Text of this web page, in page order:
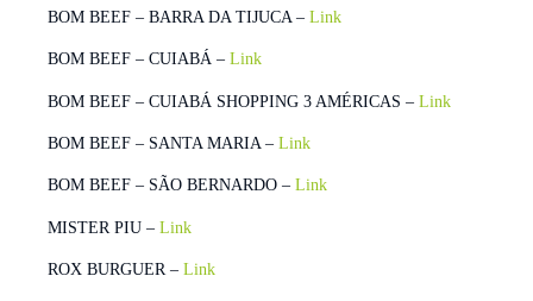
BOM BEEF – BARRA DA TIJUCA – Link
BOM BEEF – CUIABÁ – Link
BOM BEEF – CUIABÁ SHOPPING 3 AMÉRICAS – Link
BOM BEEF – SANTA MARIA – Link
BOM BEEF – SÃO BERNARDO – Link
MISTER PIU – Link
ROX BURGUER – Link